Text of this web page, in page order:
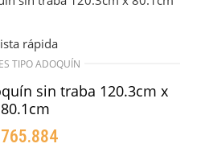
rápida
TIPO ADOQUÍN
sin traba 120.3cm x
80.1cm
765.884